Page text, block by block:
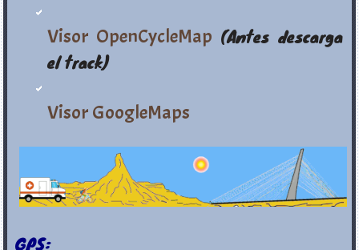
Visor OpenCycleMap (Antes descarga
el track)
Visor GoogleMaps
GPS: